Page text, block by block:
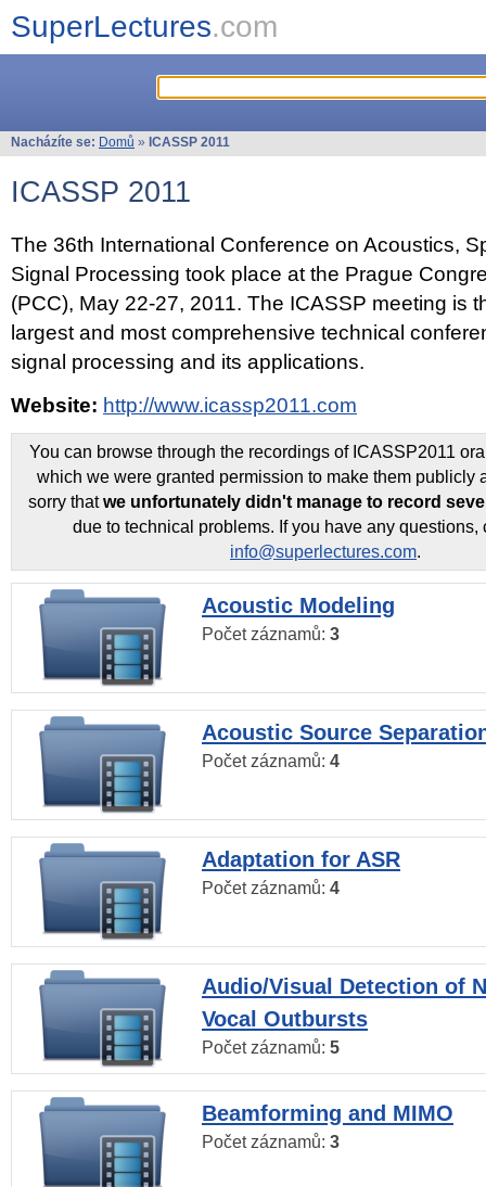
SuperLectures.com
Nacházíte se: Domů » ICASSP 2011
ICASSP 2011
The 36th International Conference on Acoustics,
Signal Processing took place at the Prague
(PCC), May 22-27, 2011. The ICASSP meeting is
largest and most comprehensive technical
signal processing and its applications.
Website: http://www.icassp2011.com
You can browse through the recordings of ICASSP2011
which we were granted permission to make them publicly
sorry thatwe unfortunately didn't manage to record
due to technical problems. If you have any questions,
info@superlectures.com.
Acoustic Modeling
Počet záznamů: 3
Acoustic Source
Počet záznamů: 4
Adaptation for ASR
Počet záznamů: 4
Audio/Visual Detection of
Vocal Outbursts
Počet záznamů: 5
Beamforming and MIMO
Počet záznamů: 3